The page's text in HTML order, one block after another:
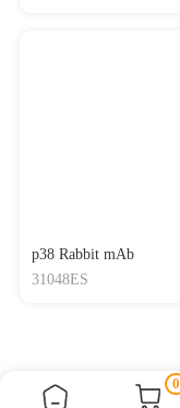
p38 Rabbit mAb
31048ES
0